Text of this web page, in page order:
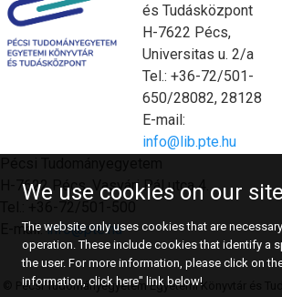
és Tudásközpont
H-7622 Pécs,
Universitas u. 2/a
Tel.: +36-72/501-
650/28082, 28128
E-mail:
info@lib.pte.hu
H-7622 Pécs, Vasvári Pál utca 4.
E-mail:info@pte.hu
© Pécsi Tudományegyetem Egyetemi Könyvtár és
We use cookies on our site
The website only uses cookies that are
operation. These include cookies that identify a
the user. For more information, please click on
information, click here" link below!